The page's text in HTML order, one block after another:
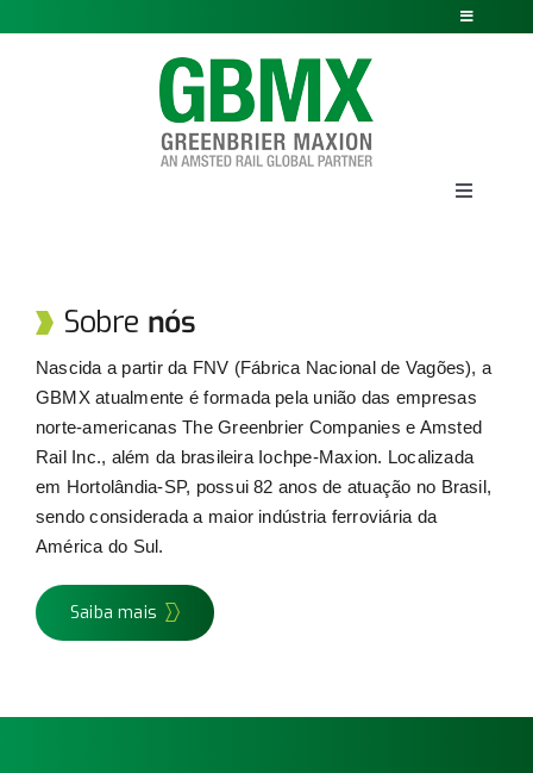
Toggle
Governança Corporativa
Manifestações
Portal do fornecedor
Toggle
Vagões
Truques
Serviços
Contato
Trabalhe conosco
Sobre nós
Nascida a partir da FNV (Fábrica Nacional de Vagões), a
GBMX atualmente é formada pela união das empresas
norte-americanas The Greenbrier Companies e Amsted
Rail Inc., além da brasileira Iochpe-Maxion. Localizada
em Hortolândia-SP, possui 82 anos de atuação no Brasil,
sendo considerada a maior indústria ferroviária da
América do Sul.
Saiba mais